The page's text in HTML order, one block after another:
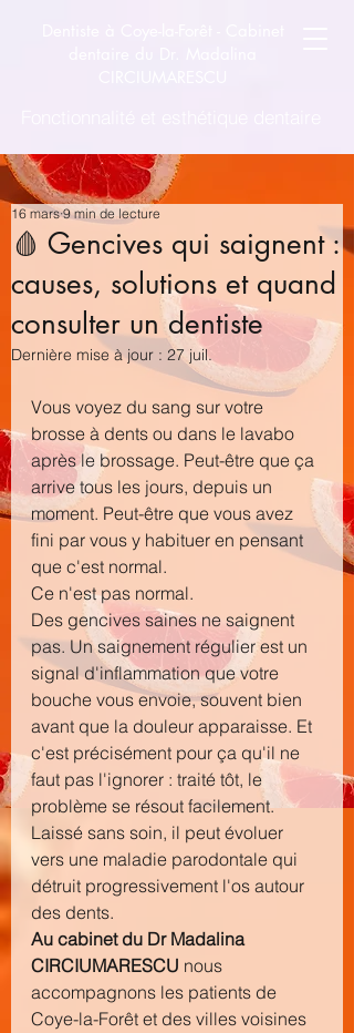
🩸 Gencives qui saignent :
causes, solutions et quand
consulter un dentiste
16 mars 9 min de lecture
Dernière mise à jour : 27 juil.
Vous voyez du sang sur votre
brosse à dents ou dans le lavabo
après le brossage. Peut-être que ça
arrive tous les jours, depuis un
moment. Peut-être que vous avez
fini par vous y habituer en pensant
que c'est normal.
Ce n'est pas normal.
Des gencives saines ne saignent
pas. Un saignement régulier est un
signal d'inflammation que votre
bouche vous envoie, souvent bien
avant que la douleur apparaisse. Et
c'est précisément pour ça qu'il ne
faut pas l'ignorer : traité tôt, le
problème se résout facilement.
Laissé sans soin, il peut évoluer
vers une maladie parodontale qui
détruit progressivement l'os autour
des dents.
Au cabinet du Dr Madalina
CIRCIUMARESCU nous
accompagnons les patients de
Coye-la-Forêt et des villes voisines